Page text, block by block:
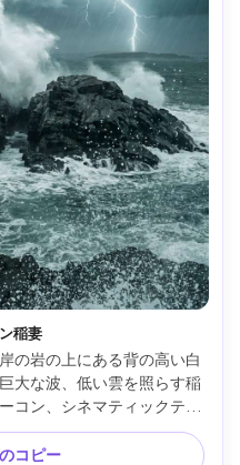
稲妻
の岩の上にある背の高い白
大な波、低い雲を照らす稲
コン、シネマティックティ
Sony A7IVで撮影、35mmレ
る高速シャッター、シャー
コピー